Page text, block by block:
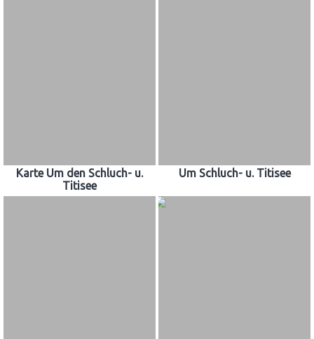
Karte Um den Schluch- u.
Titisee
Um Schluch- u. Titisee